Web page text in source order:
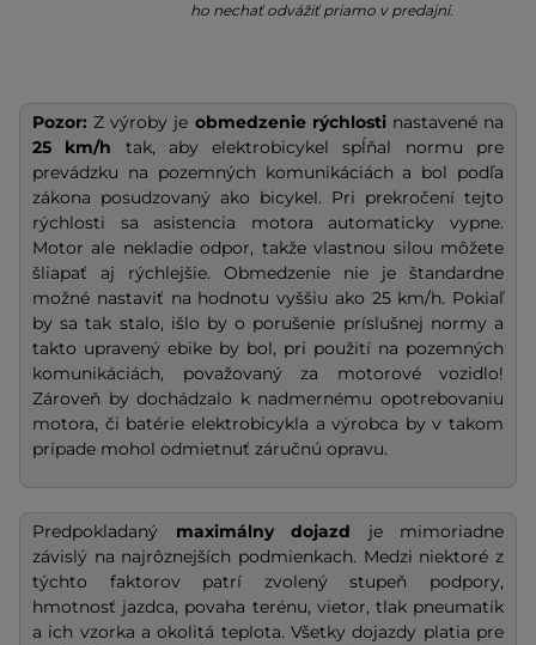
ho nechať odvážiť priamo v predajni.
Pozor: Z výroby je obmedzenie rýchlostinastavené na
25 km/h tak, aby elektrobicykel spĺňal normu pre
prevádzku na pozemných komunikáciách a bol podľa
zákona posudzovaný ako bicykel. Pri prekročení tejto
rýchlosti sa asistencia motora automaticky vypne.
Motor ale nekladie odpor, takže vlastnou silou môžete
šliapať aj rýchlejšie. Obmedzenie nie je štandardne
možné nastaviť na hodnotu vyššiu ako 25 km/h. Pokiaľ
by sa tak stalo, išlo by o porušenie príslušnej normy a
takto upravený ebike by bol, pri použití na pozemných
komunikáciách, považovaný za motorové vozidlo!
Zároveň by dochádzalo k nadmernému opotrebovaniu
motora, či batérie elektrobicykla a výrobca by v takom
prípade mohol odmietnuť záručnú opravu.
Predpokladaný maximálny dojazd je mimoriadne
závislý na najrôznejších podmienkach. Medzi niektoré z
týchto faktorov patrí zvolený stupeň podpory,
hmotnosť jazdca, povaha terénu, vietor, tlak pneumatík
a ich vzorka a okolitá teplota. Všetky dojazdy platia pre